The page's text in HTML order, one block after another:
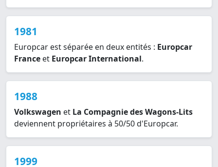
1981
Europcar est séparée en deux entités : Europcar
France et Europcar International.
1988
Volkswagen et La Compagnie des Wagons-Lits
deviennent propriétaires à 50/50 d'Europcar.
1999